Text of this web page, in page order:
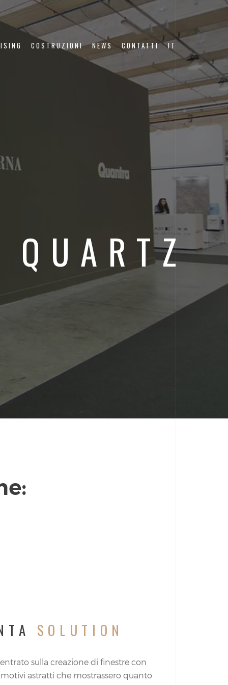
COSTRUZIONI NEWS CONTATTI IT
QUARTZ
SOLUTION
sulla creazione di finestre con
astratti che mostrassero quanto